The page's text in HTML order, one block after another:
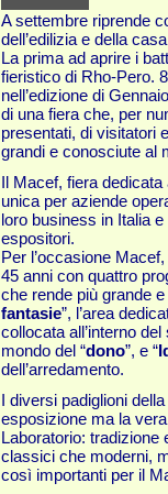
A settembre riprende
dell’edilizia e della
La prima ad aprire i
fieristico di Rho-Pero.
nell’edizione di
di una fiera che, per
presentati, di visitatori
grandi e conosciute al
Il Macef, fiera dedicata
unica per aziende
loro business in Italia
espositori.
Per l’occasione
45 anni con quattro
che rende più grande
fantasie”, l’area
collocata all’interno
mondo del “dono”, e “
dell’arredamento.
I diversi padiglioni
esposizione ma la
Laboratorio: tradizione
classici che moderni,
così importanti per il